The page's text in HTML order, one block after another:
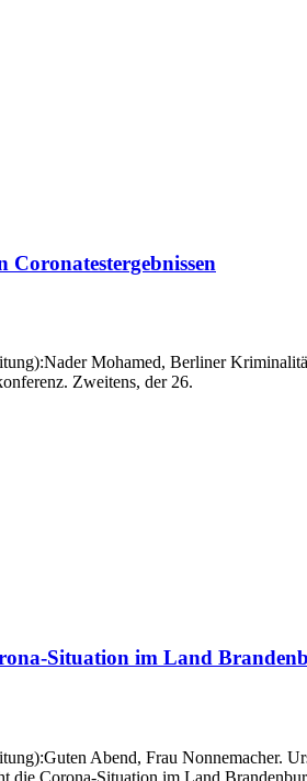
Coronatestergebnissen
Mohamed, Berliner
Zweitens, der 26.
Situation im Land
Abend, Frau Nonnemacher.
Corona-Situation im Land